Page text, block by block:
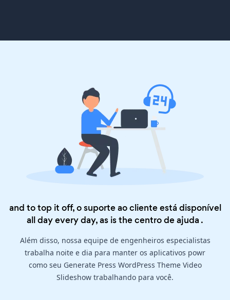
and to top it off, o suporte ao cliente está disponível
all day every day, as is thecentro de ajuda .
Além disso, nossa equipe de engenheiros especialistas
trabalha noite e dia para manter os aplicativos powr
como seu Generate Press WordPress Theme Video
Slideshow trabalhando para você.